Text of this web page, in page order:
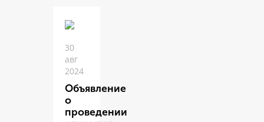
30
авг
2024
Объявление
о
проведении